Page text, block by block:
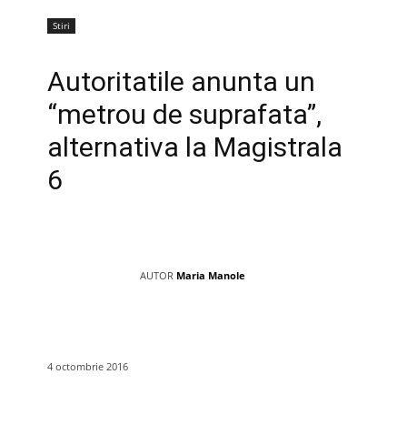
Stiri
Autoritatile anunta un
“metrou de suprafata”,
alternativa la Magistrala
6
AUTOR Maria Manole
4 octombrie 2016